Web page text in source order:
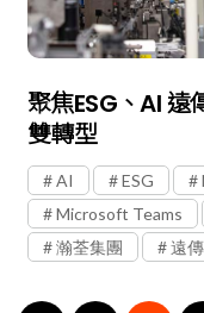
聚焦ESG、AI
雙轉型
AI ESG
Microsoft Teams
瀚荃集團
遠